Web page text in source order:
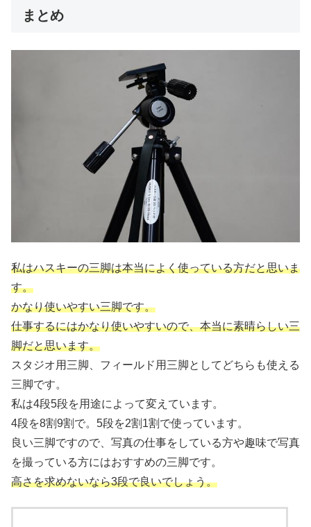
まとめ
私はハスキーの三脚は本当によく使っている方だと思いま
す。
かなり使いやすい三脚です。
仕事するにはかなり使いやすいので、本当に素晴らしい三
脚だと思います。
スタジオ用三脚、フィールド用三脚としてどちらも使える
三脚です。
私は4段5段を用途によって変えています。
4段を8割9割で。5段を2割1割で使っています。
良い三脚ですので、写真の仕事をしている方や趣味で写真
を撮っている方にはおすすめの三脚です。
高さを求めないなら3段で良いでしょう。